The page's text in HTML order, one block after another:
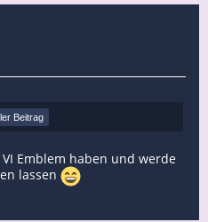
Beitrag
Emblem haben und werde
lassen